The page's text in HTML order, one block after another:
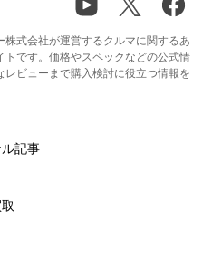
式会社が運営するクルマに関するあ
トです。価格やスペックなどの公式情
ビューまで購入検討に役立つ情報を
記事